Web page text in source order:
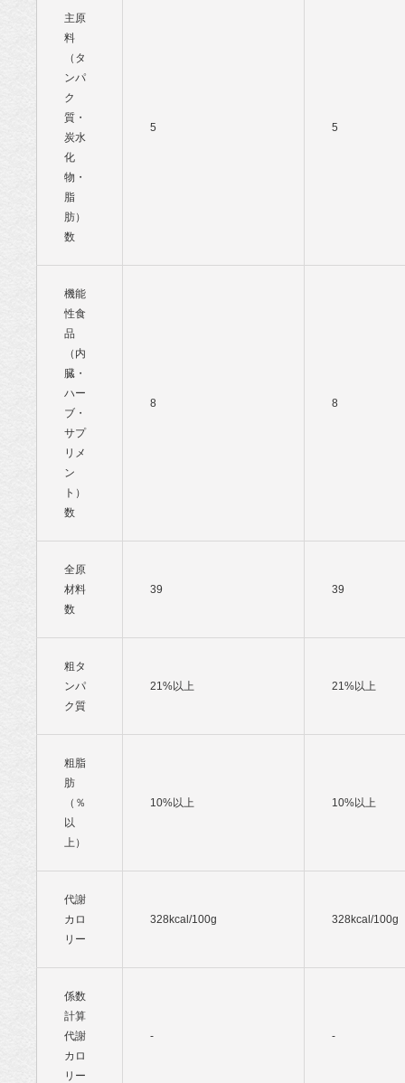
主原
料
（タ
ンパ
ク
質・
炭水
化
物・
脂
肪）
数
5 5
機能
性食
品
（内
臓・
ハー
ブ・
サプ
リメ
ン
ト）
数
8 8
全原
材料
数
39 39
粗タ
ンパ
ク質
21%以上 21%以上
粗脂
肪
（％
以
上）
10%以上 10%以上
代謝
カロ
リー
328kcal/100g 328kcal/100g
係数
計算
代謝
カロ
リー
- -